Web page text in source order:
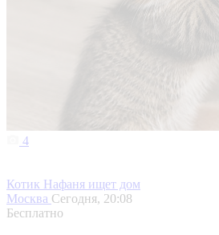
4
Котик Нафаня ищет дом
Москва Сегодня, 20:08
Бесплатно